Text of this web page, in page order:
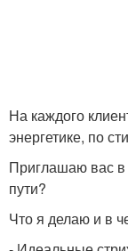
На каждого
энергетике, по
Приглашаю вас
пути?
Что я делаю и в